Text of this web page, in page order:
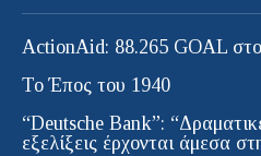
ActionAid: 88.265 GOAL
Το Έπος του 1940
“Deutsche Bank”:
εξελίξεις έρχονται άμεσα